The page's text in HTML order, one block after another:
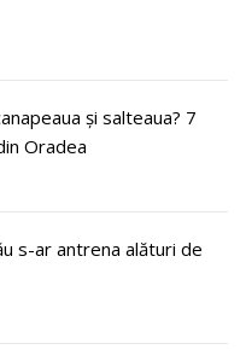
și salteaua? 7
Oradea
s-ar antrena alături de